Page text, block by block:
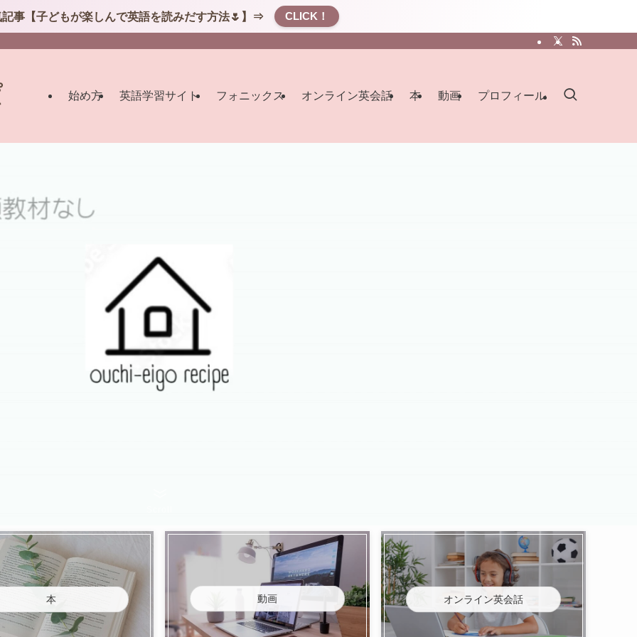
記事【子どもが楽しんで英語を読みだす方法🌷】⇒ CLICK！
始め方 英語学習サイト フォニックス オンライン英会話 本 動画 プロフィール
本 動画 オンライン英会話